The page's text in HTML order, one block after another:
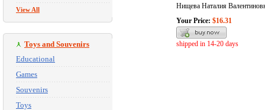
View All
Toys and Souvenirs
Educational
Games
Souvenirs
Toys
Нищева Наталия
Your Price: $16.31
shipped in 14-20 days